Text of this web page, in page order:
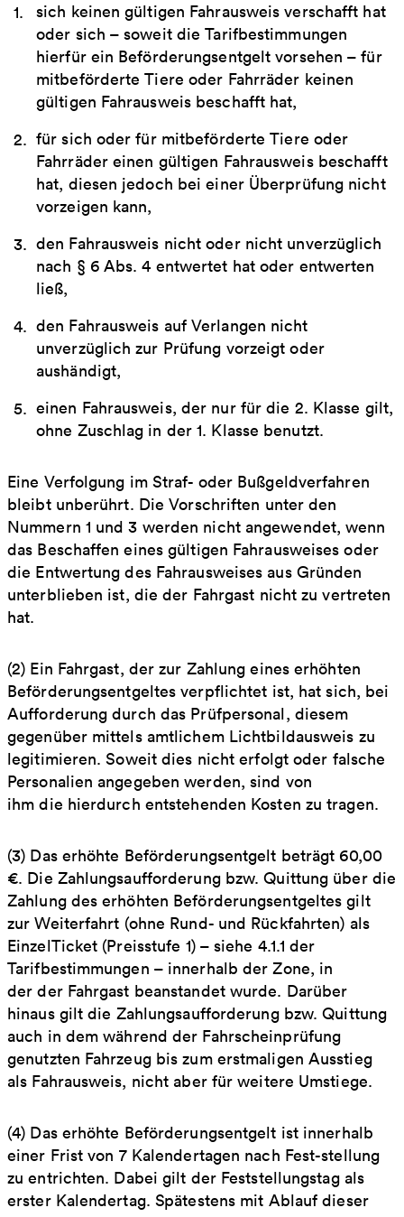
sich keinen gültigen Fahrausweis verschafft hat
oder sich – soweit die Tarifbestimmungen
hierfür ein Beförderungsentgelt vorsehen – für
mitbeförderte Tiere oder Fahrräder keinen
gültigen Fahrausweis beschafft hat,
für sich oder für mitbeförderte Tiere oder
Fahrräder einen gültigen Fahrausweis beschafft
hat, diesen jedoch bei einer Überprüfung nicht
vorzeigen kann,
den Fahrausweis nicht oder nicht unverzüglich
nach § 6 Abs. 4 entwertet hat oder entwerten
ließ,
den Fahrausweis auf Verlangen nicht
unverzüglich zur Prüfung vorzeigt oder
aushändigt,
einen Fahrausweis, der nur für die 2. Klasse gilt,
ohne Zuschlag in der 1. Klasse benutzt.
Eine Verfolgung im Straf- oder Bußgeldverfahren
bleibt unberührt. Die Vorschriften unter den
Nummern 1 und 3 werden nicht angewendet, wenn
das Beschaffen eines gültigen Fahrausweises oder
die Entwertung des Fahrausweises aus Gründen
unterblieben ist, die der Fahrgast nicht zu vertreten
hat.
(2) Ein Fahrgast, der zur Zahlung eines erhöhten
Beförderungsentgeltes verpflichtet ist, hat sich, bei
Aufforderung durch das Prüfpersonal, diesem
gegenüber mittels amtlichem Lichtbildausweis zu
legitimieren. Soweit dies nicht erfolgt oder falsche
Personalien angegeben werden, sind von
ihm die hierdurch entstehenden Kosten zu tragen.
(3) Das erhöhte Beförderungsentgelt beträgt 60,00
€. Die Zahlungsaufforderung bzw. Quittung über die
Zahlung des erhöhten Beförderungsentgeltes gilt
zur Weiterfahrt (ohne Rund- und Rückfahrten) als
EinzelTicket (Preisstufe 1) – siehe 4.1.1 der
Tarifbestimmungen – innerhalb der Zone, in
der der Fahrgast beanstandet wurde. Darüber
hinaus gilt die Zahlungsaufforderung bzw. Quittung
auch in dem während der Fahrscheinprüfung
genutzten Fahrzeug bis zum erstmaligen Ausstieg
als Fahrausweis, nicht aber für weitere Umstiege.
(4) Das erhöhte Beförderungsentgelt ist innerhalb
einer Frist von 7 Kalendertagen nach Fest-stellung
zu entrichten. Dabei gilt der Feststellungstag als
erster Kalendertag. Spätestens mit Ablauf dieser